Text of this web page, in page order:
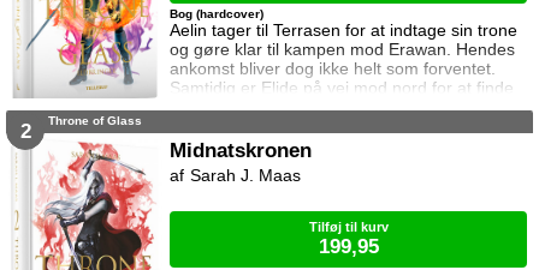
Aelin tager til Terrasen for at indtage sin trone
og gøre klar til kampen mod Erawan. Hendes
ankomst bliver dog ikke helt som forventet.
Samtidig er Elide på vej mod nord for at finde
Aelin og Celaena Sardothien. Oakwaldskoven
når nogen følger efter én. Dorian forsøger at
problemer at kæmpe mod, og Manon byder
Bog (hardcover)
2 Throne of Glass
Midnatskronen
Sarah J. Maas
Tilføj til kurv
199,95